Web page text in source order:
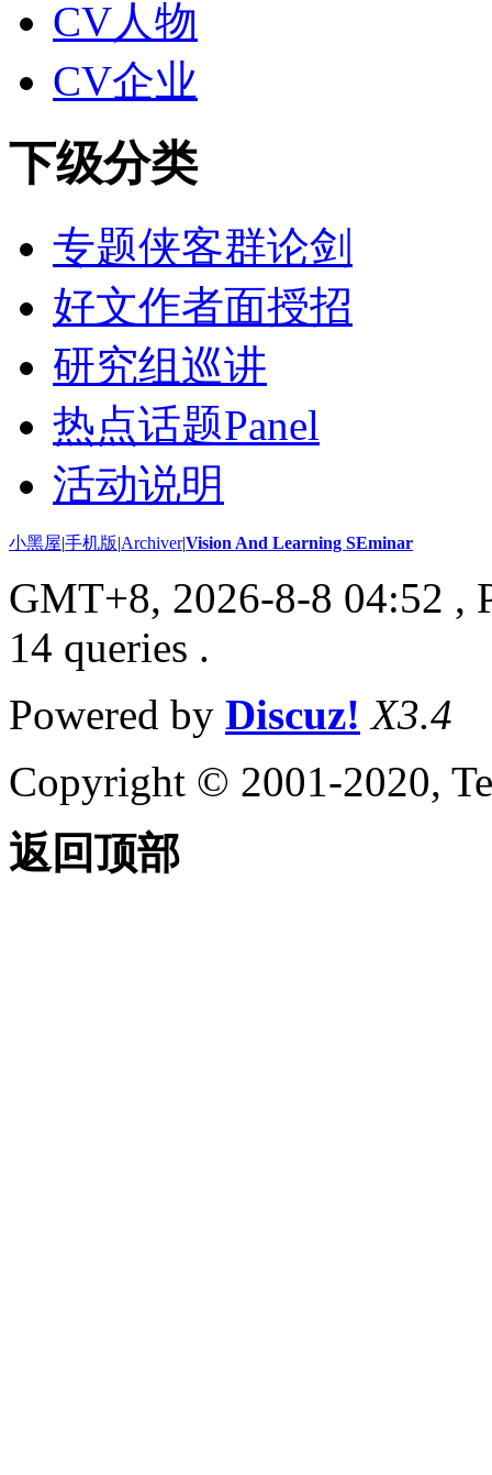
CV人物
CV企业
下级分类
专题侠客群论剑
好文作者面授招
研究组巡讲
热点话题Panel
活动说明
小黑屋|手机版|Archiver|Vision And Learning SEminar
GMT+8, 2026-8-8 04:52 ,
14 queries .
Powered by Discuz! X3.4
Copyright © 2001-2020,
返回顶部